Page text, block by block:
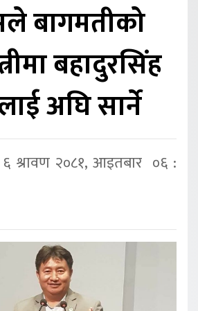
बागमतीको
बहादुरसिंह
अघि सार्ने
६ श्रावण २०८१, आइतबार ०६ :